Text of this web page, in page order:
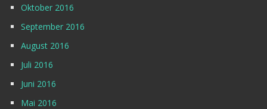
Oktober 2016
September 2016
August 2016
Juli 2016
Juni 2016
Mai 2016